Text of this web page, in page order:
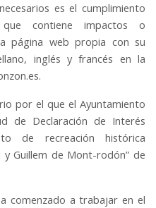
es el cumplimiento
contiene impactos o
página web propia con su
inglés y francés en la
por el que el Ayuntamiento
de Declaración de Interés
de recreación histórica
y Guillem de Mont-rodón” de
comenzado a trabajar en el